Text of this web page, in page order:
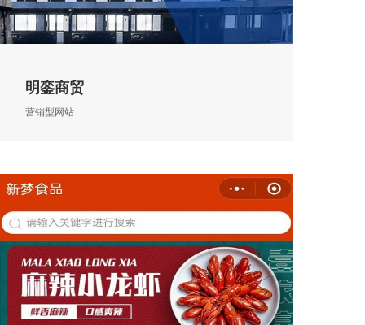
明銮商贸
营销型网站